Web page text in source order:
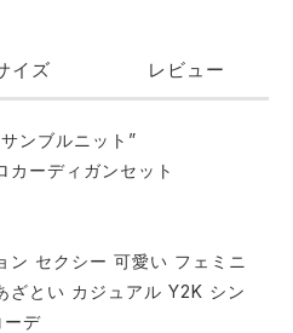
イズ レビュー
ンブルニット”
カーディガンセット
ン セクシー 可愛い フェミニ
ざとい カジュアル Y2K シン
ーデ